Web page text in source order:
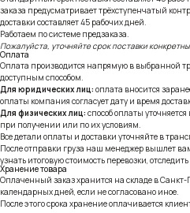
заказа предусматривает трёхступенчатый
доставки составляет 45 рабочих дней.
Работаем по системе предзаказа.
Пожалуйста, уточняйте срок поставки
Оплата
Оплата производится напрямую в выбранной
доступным способом.
Для юридических лиц: оплата вносится
оплаты компания согласует дату и время
Для физических лиц: способ оплаты
при получении или по их условиям.
Все детали оплаты и доставки уточняйте в
После отправки груза наш менеджер вышлет
узнать итоговую стоимость перевозки,
Хранение товара
Оплаченный заказ хранится на складе в Санкт-
календарных дней, если не согласовано иное.
После этого срока хранение оплачивается